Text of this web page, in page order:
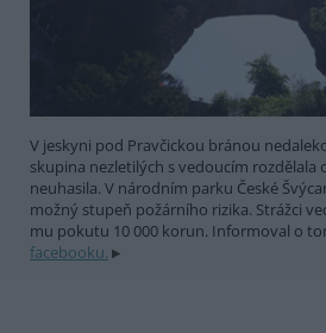
V jeskyni pod Pravčickou bránou
skupina nezletilých s vedoucím
neuhasila. V národním parku České
možný stupeň požárního rizika. Strážci
mu pokutu 10 000 korun. Informoval o
facebooku.